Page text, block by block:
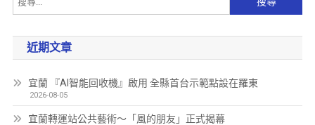
近期文章
宜蘭 『AI智能回收機』啟用 全縣首台示範點設在羅東
2026-08-05
宜蘭轉運站公共藝術～「風的朋友」正式揭幕